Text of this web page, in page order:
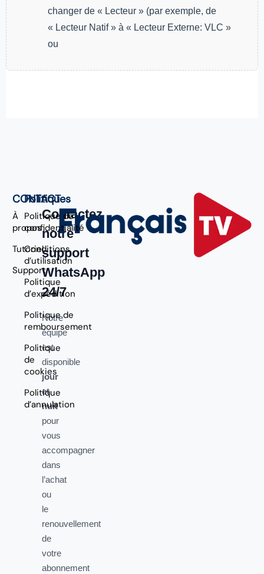
changer de « Lecteur » (par exemple, de
« Lecteur Natif » à « Lecteur Externe: VLC »
ou
CONTACT
À
propos
Tutoriel
Support
Politiques
Politique de
confidentialité
Conditions
d’utilisation
Politique
d’expédition
Politique de
remboursement
Politique
de
cookies
Politique
d’annulation
Contactez
notre
support
WhatsApp
24/7
Notre
équipe
est
disponible
jour
et
nuit
pour
vous
accompagner
dans
l’achat
ou
le
renouvellement
de
votre
abonnement